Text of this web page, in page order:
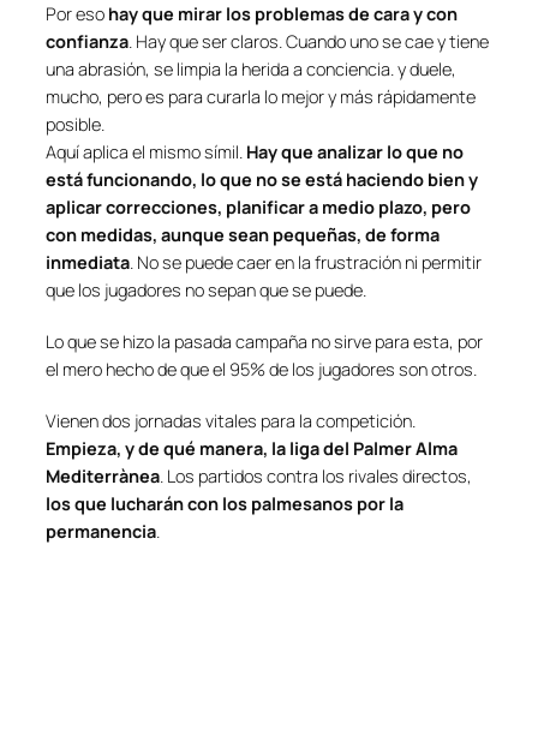
Por eso hay que mirar los problemas de cara y con
confianza . Hay que ser claros. Cuando uno se cae y tiene
una abrasión, se limpia la herida a conciencia. y duele,
mucho, pero es para curarla lo mejor y más rápidamente
posible.
Aquí aplica el mismo símil. Hay que analizar lo que no
está funcionando, lo que no se está haciendo bien y
aplicar correcciones, planificar a medio plazo, pero
con medidas, aunque sean pequeñas, de forma
inmediata . No se puede caer en la frustración ni permitir
que los jugadores no sepan que se puede.
Lo que se hizo la pasada campaña no sirve para esta, por
el mero hecho de que el 95% de los jugadores son otros.
Vienen dos jornadas vitales para la competición.
Empieza, y de qué manera, la liga del Palmer Alma
Mediterrànea . Los partidos contra los rivales directos,
los que lucharán con los palmesanos por la
permanencia